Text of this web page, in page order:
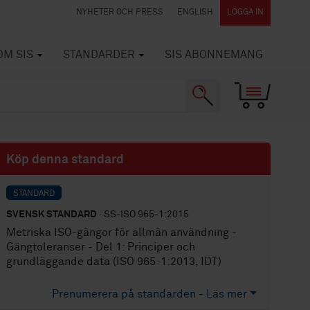
NYHETER OCH PRESS ENGLISH LOGGA IN
SIS STANDARDER SIS ABONNEMANG
Köp denna standard
STANDARD
SVENSK STANDARD · SS-ISO 965-1:2015
Metriska ISO-gängor för allmän användning -
Gängtoleranser - Del 1: Principer och
grundläggande data (ISO 965-1:2013, IDT)
Prenumerera på standarden - Läs mer